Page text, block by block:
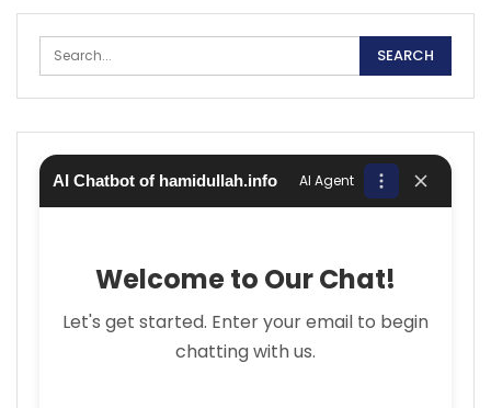
AI Chatbot of hamidullah.info AI Agent
Welcome to Our Chat!
Let's get started. Enter your email to begin
chatting with us.